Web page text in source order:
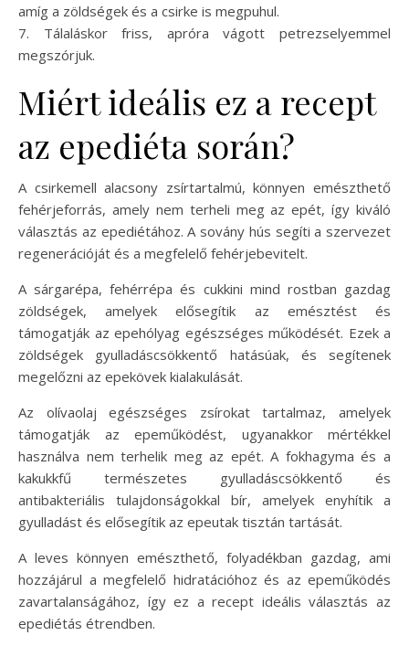
amíg a zöldségek és a csirke is megpuhul.
7. Tálaláskor friss, apróra vágott petrezselyemmel
megszórjuk.
Miért ideális ez a recept
az epediéta során?
A csirkemell alacsony zsírtartalmú, könnyen emészthető
fehérjeforrás, amely nem terheli meg az epét, így kiváló
választás az epediétához. A sovány hús segíti a szervezet
regenerációját és a megfelelő fehérjebevitelt.
A sárgarépa, fehérrépa és cukkini mind rostban gazdag
zöldségek, amelyek elősegítik az emésztést és
támogatják az epehólyag egészséges működését. Ezek a
zöldségek gyulladáscsökkentő hatásúak, és segítenek
megelőzni az epekövek kialakulását.
Az olívaolaj egészséges zsírokat tartalmaz, amelyek
támogatják az epeműködést, ugyanakkor mértékkel
használva nem terhelik meg az epét. A fokhagyma és a
kakukkfű természetes gyulladáscsökkentő és
antibakteriális tulajdonságokkal bír, amelyek enyhítik a
gyulladást és elősegítik az epeutak tisztán tartását.
A leves könnyen emészthető, folyadékban gazdag, ami
hozzájárul a megfelelő hidratációhoz és az epeműködés
zavartalanságához, így ez a recept ideális választás az
epediétás étrendben.